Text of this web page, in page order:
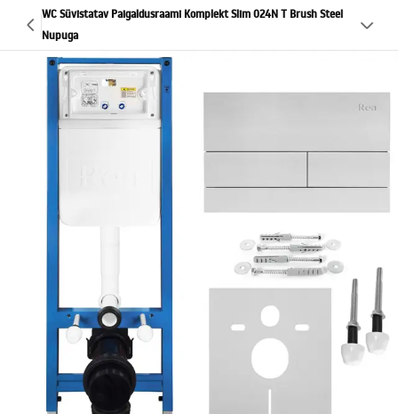
WC Süvistatav Paigaldusraami Komplekt Slim 024N T Brush Steel
Nupuga